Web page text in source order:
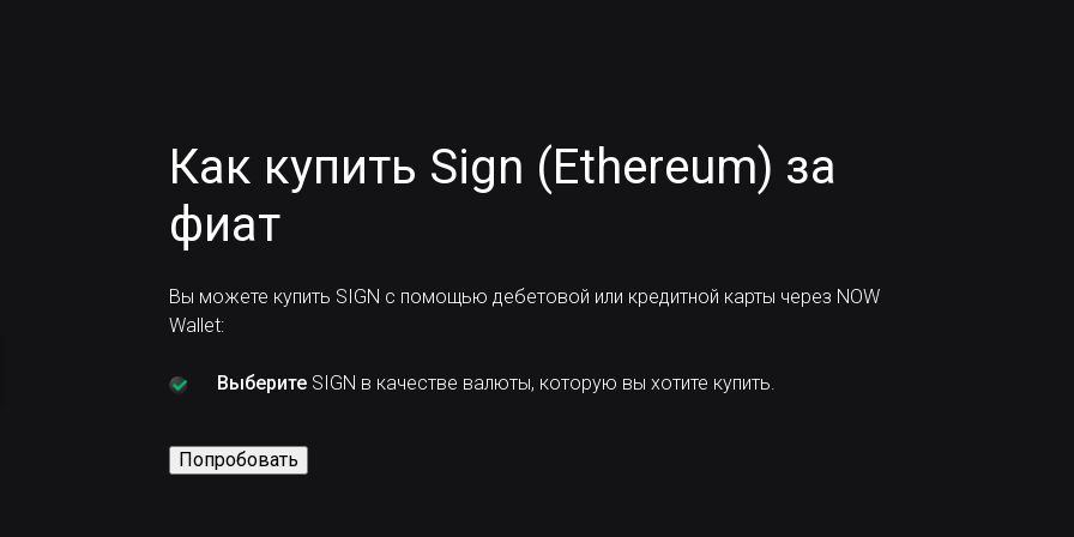
Как купить Sign (Ethereum) за
фиат
Вы можете купить SIGN с помощью дебетовой или кредитной карты через NOW
Wallet:
ВыберитеSIGN в качестве валюты, которую вы хотите купить.
Попробовать